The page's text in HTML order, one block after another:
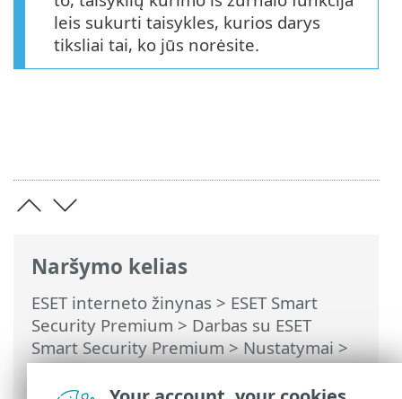
Naršymo kelias
ESET interneto žinynas > ESET Smart
Security Premium > Darbas su ESET
Smart Security Premium>Nustatymai>
Tinklo apsauga>Užkardos problemų
sprendimas> Registravimas ir taisyklių
leis sukurti taisykles, kurios darys
tiksliai tai, ko jūs norėsite.